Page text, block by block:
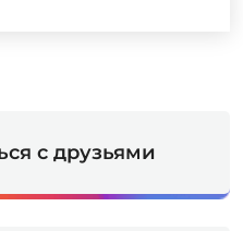
с друзьями